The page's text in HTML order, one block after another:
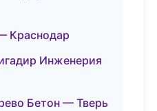
Краснодар
Инженерия
Бетон — Тверь